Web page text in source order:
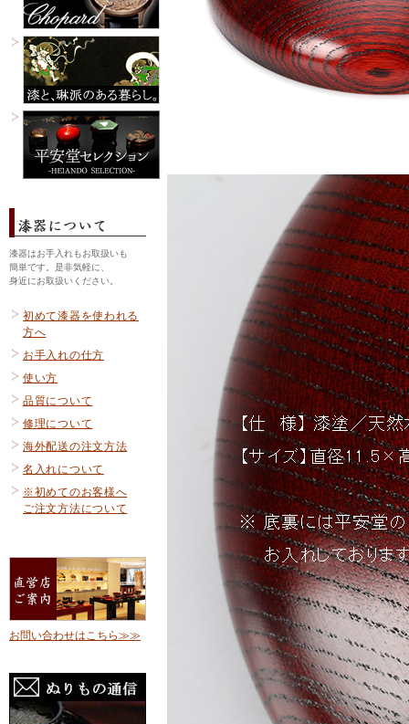
漆器はお手入れもお取扱いも
簡単です。是非気軽に、
身近にお取扱いください。
初めて漆器を使われる
方へ
お手入れの仕方
使い方
品質について
修理について
海外配送の注文方法
名入れについて
※初めてのお客様へ
ご注文方法について
お問い合わせはこちら≫≫